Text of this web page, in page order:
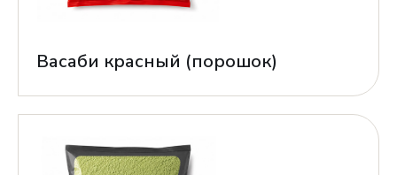
Васаби красный (порошок)